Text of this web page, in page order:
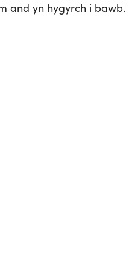
and yn hygyrch i bawb.